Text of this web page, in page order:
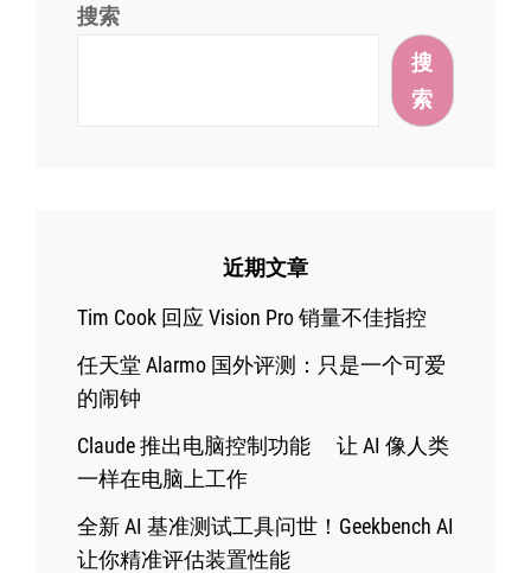
搜索
搜
索
近期文章
Tim Cook 回应 Vision Pro 销量不佳指控
任天堂 Alarmo 国外评测：只是一个可爱
的闹钟
Claude 推出电脑控制功能 让 AI 像人类
一样在电脑上工作
全新 AI 基准测试工具问世！Geekbench AI
让你精准评估装置性能